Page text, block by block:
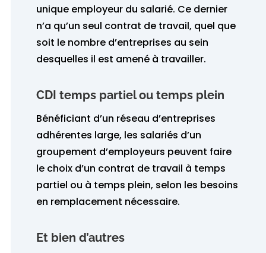
unique employeur du salarié. Ce dernier
n’a qu’un seul contrat de travail, quel que
soit le nombre d’entreprises au sein
desquelles il est amené à travailler.
CDI temps partiel ou temps plein
Bénéficiant d’un réseau d’entreprises
adhérentes large, les salariés d’un
groupement d’employeurs peuvent faire
le choix d’un contrat de travail à temps
partiel ou à temps plein, selon les besoins
en remplacement nécessaire.
Et bien d’autres